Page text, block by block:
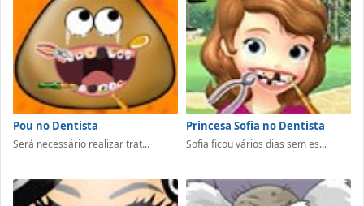
Pou no Dentista
Será necessário realizar trat...
Princesa Sofia no Dentista
Sofia ficou vários dias sem es...